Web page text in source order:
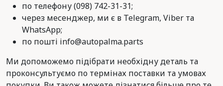
по телефону (098) 742-31-31;
через месенджер, ми є в Telegram, Viber та
WhatsApp;
по пошті info@autopalma.parts
Ми допоможемо підібрати необхідну деталь та
проконсультуємо по термінах поставки та умовах